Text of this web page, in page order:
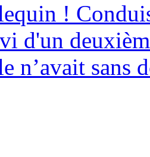
!
d'un
n’avait sans